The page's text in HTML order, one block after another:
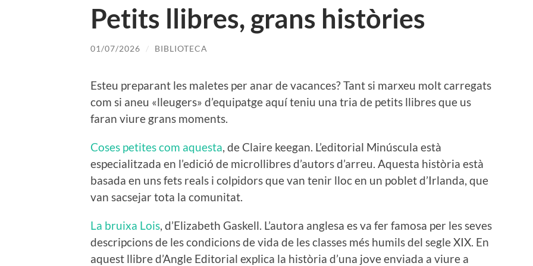
Petits llibres, grans històries
01/07/2026 / BIBLIOTECA
Esteu preparant les maletes per anar de vacances? Tant si marxeu molt carregats
com si aneu «lleugers» d’equipatge aquí teniu una tria de petits llibres que us
faran viure grans moments.
Coses petites com aquesta, de Claire keegan. L’editorial Minúscula està
especialitzada en l’edició de microllibres d’autors d’arreu. Aquesta història està
basada en uns fets reals i colpidors que van tenir lloc en un poblet d’Irlanda, que
van sacsejar tota la comunitat.
La bruixa Lois, d’Elizabeth Gaskell. L’autora anglesa es va fer famosa per les seves
descripcions de les condicions de vida de les classes més humils del segle XIX. En
aquest llibre d’Angle Editorial explica la història d’una jove enviada a viure a